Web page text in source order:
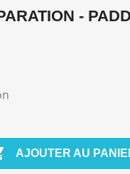
-
AJOUTER AU